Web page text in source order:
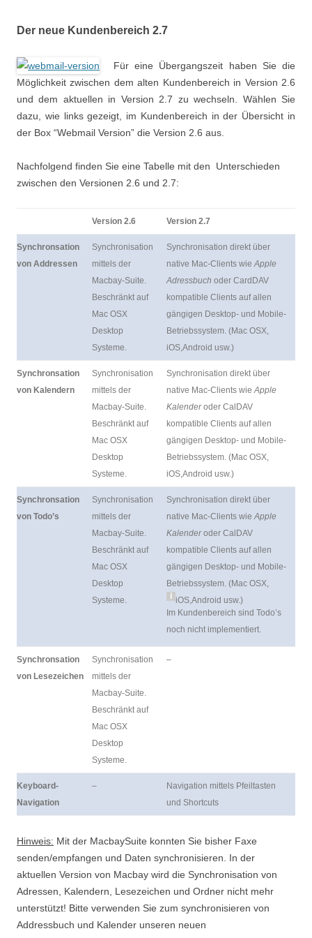
Der neue Kundenbereich 2.7
Für eine Übergangszeit haben Sie die
Möglichkeit zwischen dem alten Kundenbereich in Version 2.6
und dem aktuellen in Version 2.7 zu wechseln. Wählen Sie
dazu, wie links gezeigt, im Kundenbereich in der Übersicht in
der Box “Webmail Version” die Version 2.6 aus.
Nachfolgend finden Sie eine Tabelle mit den Unterschieden
zwischen den Versionen 2.6 und 2.7:
Version 2.6 Version 2.7
Synchronsation
von Addressen
Synchronisation
mittels der
Macbay-Suite.
Beschränkt auf
Mac OSX
Desktop
Systeme.
Synchronisation direkt über
native Mac-Clients wieApple
Adressbuch oder CardDAV
kompatible Clients auf allen
gängigen Desktop- und Mobile-
Betriebssystem. (Mac OSX,
iOS,Android usw.)
Synchronsation
von Kalendern
Synchronisation
mittels der
Macbay-Suite.
Beschränkt auf
Mac OSX
Desktop
Systeme.
Synchronisation direkt über
native Mac-Clients wieApple
Kalenderoder CalDAV
kompatible Clients auf allen
gängigen Desktop- und Mobile-
Betriebssystem. (Mac OSX,
iOS,Android usw.)
Synchronsation
von Todo’s
Synchronisation
mittels der
Macbay-Suite.
Beschränkt auf
Mac OSX
Desktop
Systeme.
Synchronisation direkt über
native Mac-Clients wieApple
Kalenderoder CalDAV
kompatible Clients auf allen
gängigen Desktop- und Mobile-
Betriebssystem. (Mac OSX,
iOS,Android usw.)
i
Im Kundenbereich sind Todo’s
noch nicht implementiert.
Synchronsation
von Lesezeichen
Synchronisation
mittels der
Macbay-Suite.
Beschränkt auf
Mac OSX
Desktop
Systeme.
–
Keyboard-
Navigation
–
Navigation mittels Pfeiltasten
und Shortcuts
Hinweis: Mit der MacbaySuite konnten Sie bisher Faxe
senden/empfangen und Daten synchronisieren. In der
aktuellen Version von Macbay wird die Synchronisation von
Adressen, Kalendern, Lesezeichen und Ordner nicht mehr
unterstützt! Bitte verwenden Sie zum synchronisieren von
Addressbuch und Kalender unseren neuen